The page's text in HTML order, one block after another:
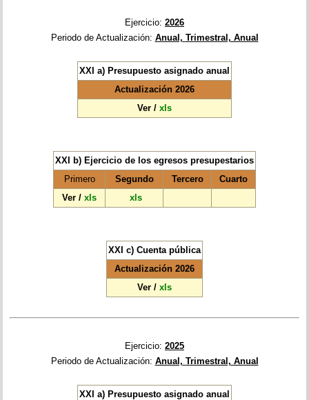
Ejercicio: 2026
Periodo de Actualización: Anual, Trimestral, Anual
XXI a) Presupuesto asignado anual
Actualización 2026
Ver / xls
XXI b) Ejercicio de los egresos presupestarios
Primero
Segundo Tercero
Cuarto
Ver / xls xls
XXI c) Cuenta pública
Actualización 2026
Ver / xls
Ejercicio: 2025
Periodo de Actualización: Anual, Trimestral, Anual
XXI a) Presupuesto asignado anual